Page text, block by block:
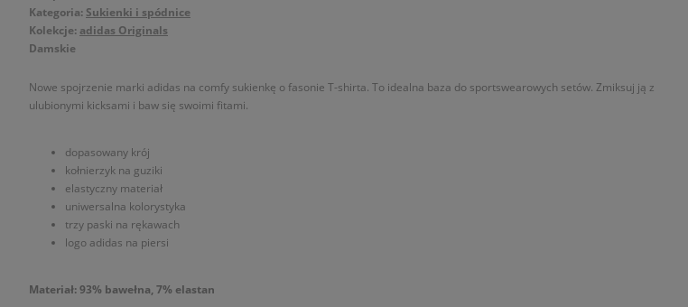
Kategoria: Sukienki i spódnice
Kolekcje: adidas Originals
Damskie
Nowe spojrzenie marki adidas na comfy sukienkę o fasonie T-shirta. To idealna baza do sportswearowych setów. Zmiksuj ją z
ulubionymi kicksami i baw się swoimi fitami.
dopasowany krój
kołnierzyk na guziki
elastyczny materiał
uniwersalna kolorystyka
trzy paski na rękawach
logo adidas na piersi
Materiał: 93% bawełna, 7% elastan